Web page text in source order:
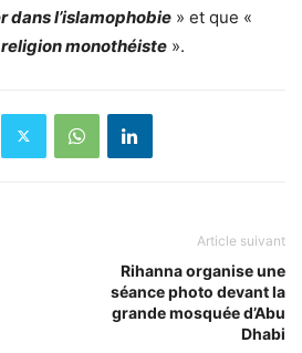
dans l’islamophobie » et que «
religion monothéiste ».
Article suivant
Rihanna organise une
séance photo devant la
grande mosquée d’Abu
Dhabi